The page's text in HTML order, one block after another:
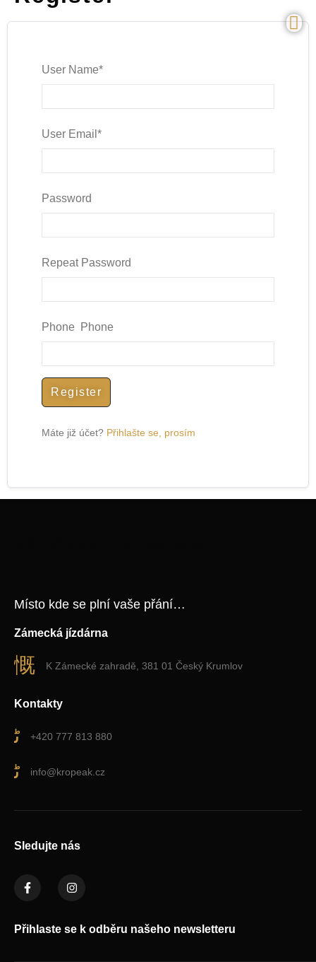
User Name*
User Email *
Password
Repeat Password
Phone Phone
Register
Máte již účet? Přihlašte se, prosím
Místo kde se plní vaše přání…
Zámecká jízdárna
K Zámecké zahradě, 381 01 Český Krumlov
Kontakty
+420 777 813 880
info@kropeak.cz
Sledujte nás
Přihlaste se k odběru našeho newsletteru